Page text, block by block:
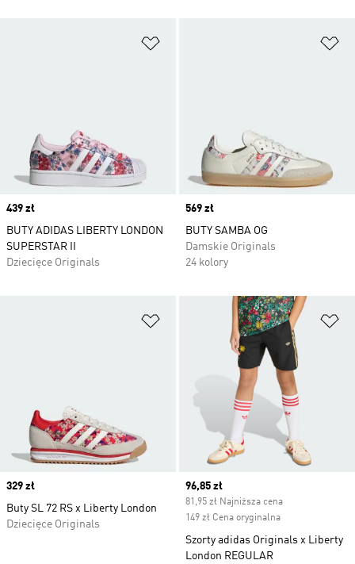
Price
439 zł
BUTY ADIDAS LIBERTY LONDON
SUPERSTAR II
Dziecięce Originals
Price
569 zł
BUTY SAMBA OG
Damskie Originals
24 kolory
Dodaj do listy życzeń
Price
329 zł
Buty SL 72 RS x Liberty London
Dziecięce Originals
Current price
96,85 zł
81,95 zł Najniższa cena
149 zł Cena oryginalna
Szorty adidas Originals x Liberty
London REGULAR